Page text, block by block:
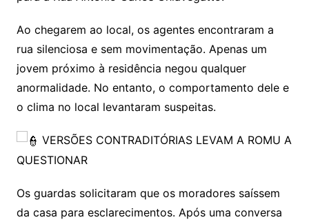
Ao chegarem ao local, os agentes encontraram a
rua silenciosa e sem movimentação. Apenas um
jovem próximo à residência negou qualquer
anormalidade. No entanto, o comportamento dele e
o clima no local levantaram suspeitas.
VERSÕES CONTRADITÓRIAS LEVAM A ROMU A
QUESTIONAR
Os guardas solicitaram que os moradores saíssem
da casa para esclarecimentos. Após uma conversa